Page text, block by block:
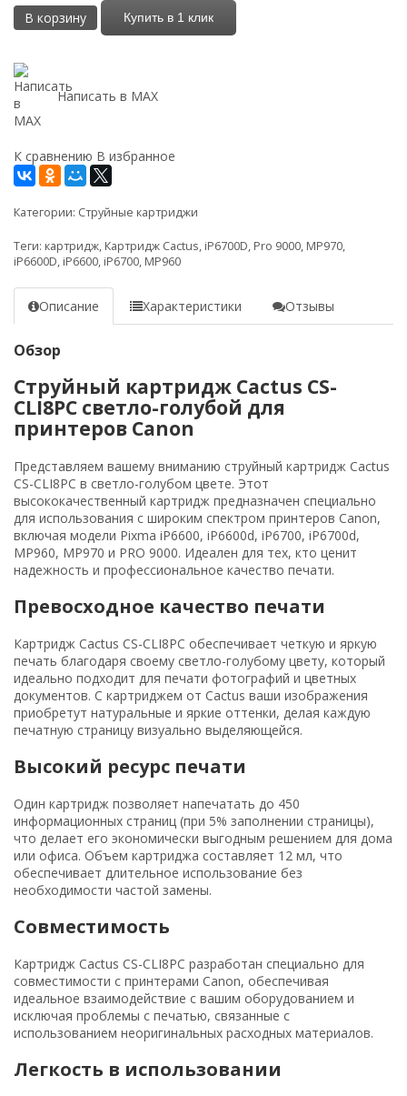
В корзину Купить в 1 клик
Написать в MAX
К сравнению В избранное
Категории: Струйные картриджи
Теги: картридж, Картридж Cactus, iP6700D, Pro 9000, MP970,
iP6600D, iP6600, iP6700, MP960
Описание Характеристики Отзывы
Обзор
Струйный картридж Cactus CS-
CLI8PC светло-голубой для
принтеров Canon
Представляем вашему вниманию струйный картридж Cactus
CS-CLI8PC в светло-голубом цвете. Этот
высококачественный картридж предназначен специально
для использования с широким спектром принтеров Canon,
включая модели Pixma iP6600, iP6600d, iP6700, iP6700d,
MP960, MP970 и PRO 9000. Идеален для тех, кто ценит
надежность и профессиональное качество печати.
Превосходное качество печати
Картридж Cactus CS-CLI8PC обеспечивает четкую и яркую
печать благодаря своему светло-голубому цвету, который
идеально подходит для печати фотографий и цветных
документов. С картриджем от Cactus ваши изображения
приобретут натуральные и яркие оттенки, делая каждую
печатную страницу визуально выделяющейся.
Высокий ресурс печати
Один картридж позволяет напечатать до 450
информационных страниц (при 5% заполнении страницы),
что делает его экономически выгодным решением для дома
или офиса. Объем картриджа составляет 12 мл, что
обеспечивает длительное использование без
необходимости частой замены.
Совместимость
Картридж Cactus CS-CLI8PC разработан специально для
совместимости с принтерами Canon, обеспечивая
идеальное взаимодействие с вашим оборудованием и
исключая проблемы с печатью, связанные с
использованием неоригинальных расходных материалов.
Легкость в использовании